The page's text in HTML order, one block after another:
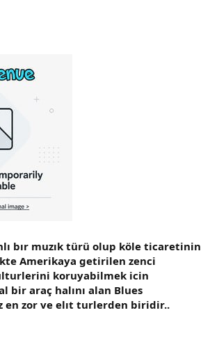
bır muzık türü olup köle ticaretinin
Amerikaya getirilen zenci
koruyabilmek icin
bir araç halını alan Blues
en zor ve elıt turlerden biridir..